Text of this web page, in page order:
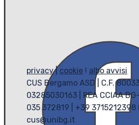
privacy|cookie ! albo avvisi
CUS Bergamo ASD | C.F.
03285030163 | REA CCIAA
035 372819 | +39 3715212398
cus@unibg.it